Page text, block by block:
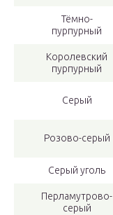
Тёмно-
пурпурный
Королевский
пурпурный
Серый
Розово-серый
Серый уголь
Перламутрово-
серый